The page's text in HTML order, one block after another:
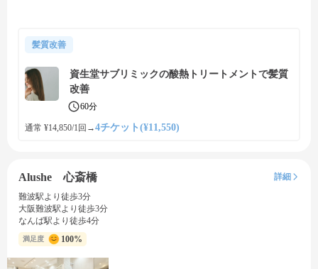
髪質改善
資生堂サブリミックの酸熱トリートメントで髪質
改善
60分
通常 ¥14,850/1回 →4チケット(¥11,550)
Alushe 心斎橋
詳細
難波駅より徒歩3分
大阪難波駅より徒歩3分
なんば駅より徒歩4分
満足度 100%